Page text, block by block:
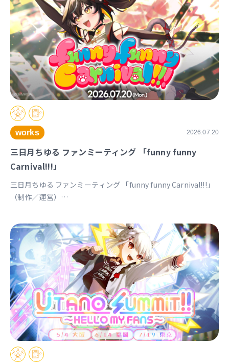
works 2026.07.20
三日月ちゆる ファンミーティング 「funny funny
Carnival!!!」
三日月ちゆる ファンミーティング 「funny funny Carnival!!!」
（制作／運営）